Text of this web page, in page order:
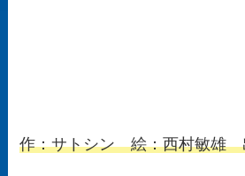
作：サトシン 絵：西村敏雄